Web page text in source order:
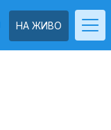
НА ЖИВО